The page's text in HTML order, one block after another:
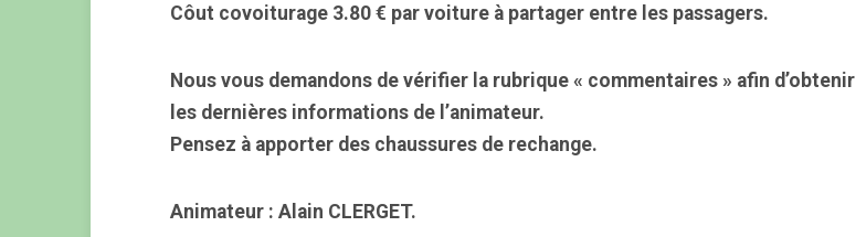
Côut covoiturage 3.80 € par voiture à partager entre les passagers.
Nous vous demandons de vérifier la rubrique « commentaires » afin d’obtenir
les dernières informations de l’animateur.
Pensez à apporter des chaussures de rechange.
Animateur : Alain CLERGET.